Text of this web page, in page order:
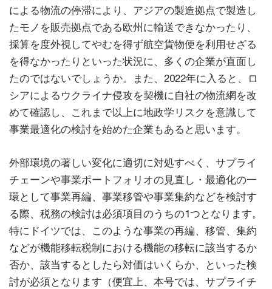
による物流の停滞により、アジアの製造拠点で製造し
たモノを販売拠点である欧州に輸送できなかったり、
採算を度外視してやむを得ず航空貨物便を利用せざる
を得なかったりといった状況に、多くの企業が直面し
たのではないでしょうか。また、2022年に入ると、ロ
シアによるウクライナ侵攻を契機に自社の物流網を改
めて確認し、これまで以上に地政学リスクを意識して
事業最適化の検討を始めた企業もあると思います。
外部環境の著しい変化に適切に対処すべく、サプライ
チェーンや事業ポートフォリオの見直し・最適化の一
環として事業再編、事業移管や事業集約などを検討す
る際、税務の検討は必須項目のうちの1つとなります。
特にドイツでは、このような事業の再編、移管、集約
などが機能移転税制における機能の移転に該当するか
否か、該当するとしたら対価はいくらか、といった検
討が必須となります（便宜上、本号では、サプライチ